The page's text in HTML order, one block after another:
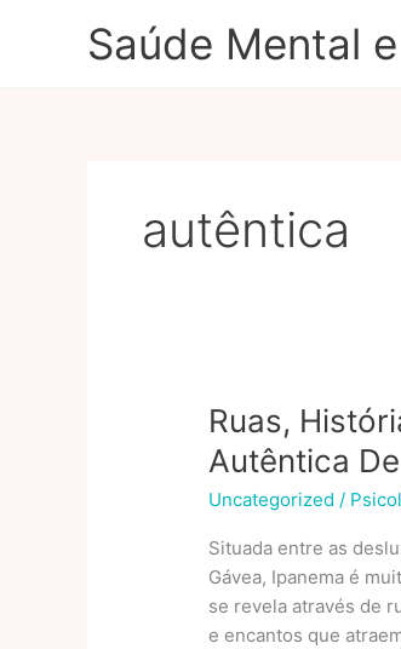
Saúde Mental
autêntica
Ruas,
Autêntica
Uncategorized /
Situada entre as
Gávea, Ipanema é
se revela através de
e encantos que